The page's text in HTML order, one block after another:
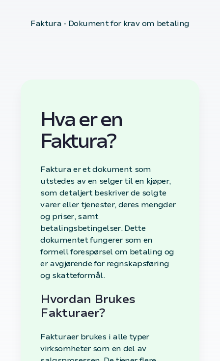
Faktura - Dokument for krav om betaling
Hva er en
Faktura?
Faktura er et dokument som
utstedes av en selger til en kjøper,
som detaljert beskriver de solgte
varer eller tjenester, deres mengder
og priser, samt
betalingsbetingelser. Dette
dokumentet fungerer som en
formell forespørsel om betaling og
er avgjørende for regnskapsføring
og skatteformål.
Hvordan Brukes
Fakturaer?
Fakturaer brukes i alle typer
virksomheter som en del av